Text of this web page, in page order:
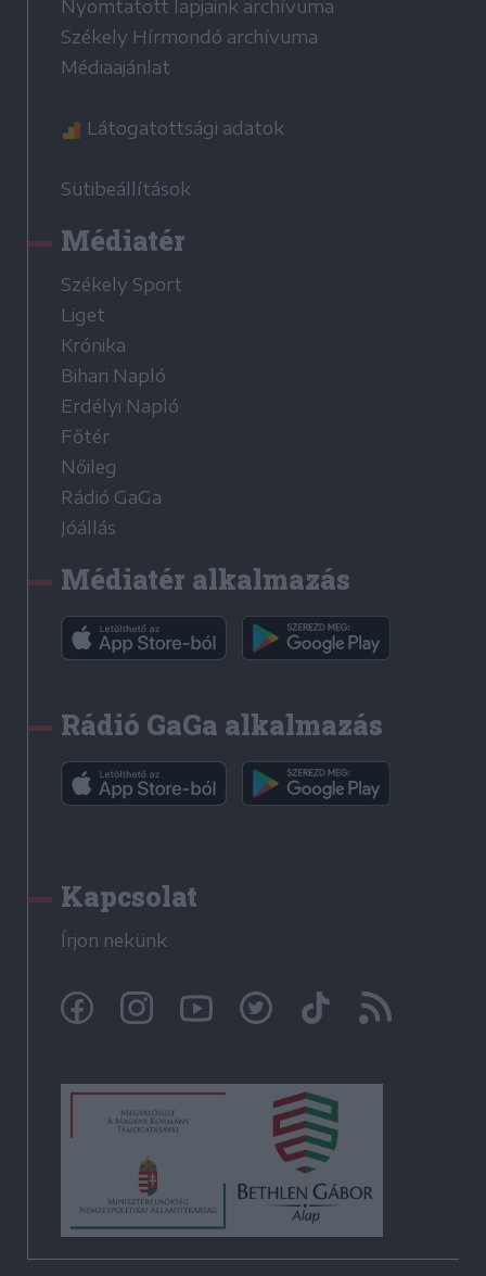
Nyomtatott lapjaink archívuma
Székely Hírmondó archívuma
Médiaajánlat
Látogatottsági adatok
Sütibeállítások
Médiatér
Székely Sport
Liget
Krónika
Bihari Napló
Erdélyi Napló
Főtér
Nőileg
Rádió GaGa
Jóállás
Médiatér alkalmazás
Rádió GaGa alkalmazás
Kapcsolat
Írjon nekünk